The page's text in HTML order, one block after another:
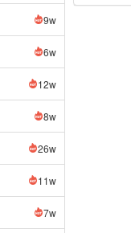
9w
6w
12w
8w
26w
11w
7w